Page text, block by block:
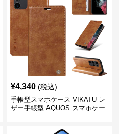
¥4,340 (税込)
手帳型スマホケース VIKATU レ
ザー手帳型 AQUOS スマホケー